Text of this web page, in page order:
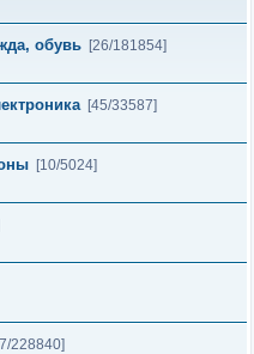
обувь [26/181854]
[45/33587]
[10/5024]
228840]